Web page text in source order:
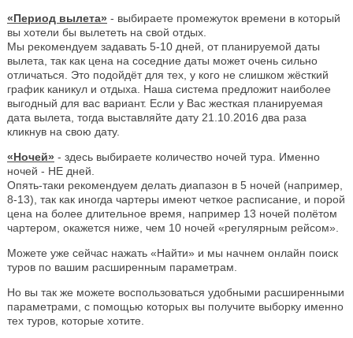
«Период вылета» - выбираете промежуток времени в который
вы хотели бы вылететь на свой отдых.
Мы рекомендуем задавать 5-10 дней, от планируемой даты
вылета, так как цена на соседние даты может очень сильно
отличаться. Это подойдёт для тех, у кого не слишком жёсткий
график каникул и отдыха. Наша система предложит наиболее
выгодный для вас вариант. Если у Вас жесткая планируемая
дата вылета, тогда выставляйте дату 21.10.2016 два раза
кликнув на свою дату.
«Ночей» - здесь выбираете количество ночей тура. Именно
ночей - НЕ дней.
Опять-таки рекомендуем делать диапазон в 5 ночей (например,
8-13), так как иногда чартеры имеют четкое расписание, и порой
цена на более длительное время, например 13 ночей полётом
чартером, окажется ниже, чем 10 ночей «регулярным рейсом».
Можете уже сейчас нажать «Найти» и мы начнем онлайн поиск
туров по вашим расширенным параметрам.
Но вы так же можете воспользоваться удобными расширенными
параметрами, с помощью которых вы получите выборку именно
тех туров, которые хотите.